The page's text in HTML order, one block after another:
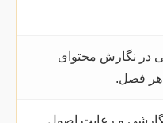
در نگارش محتوای
هر فصل.
و رعایت اصول